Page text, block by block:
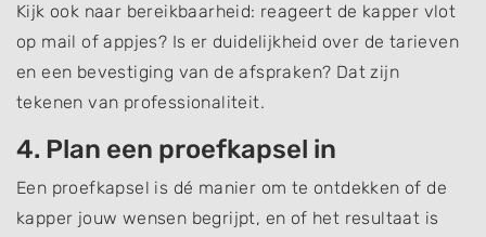
Kijk ook naar bereikbaarheid: reageert de kapper vlot
op mail of appjes? Is er duidelijkheid over de tarieven
en een bevestiging van de afspraken? Dat zijn
tekenen van professionaliteit.
4. Plan een proefkapsel in
Een proefkapsel is dé manier om te ontdekken of de
kapper jouw wensen begrijpt, en of het resultaat is